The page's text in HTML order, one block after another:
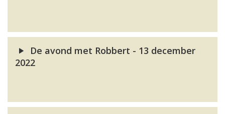
De avond met Robbert - 13 december
2022